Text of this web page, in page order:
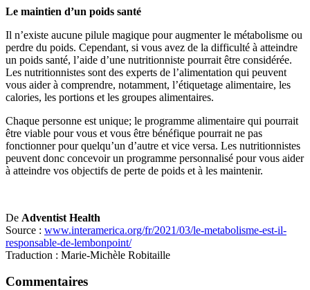
Le maintien d’un poids santé
Il n’existe aucune pilule magique pour augmenter le métabolisme ou
perdre du poids. Cependant, si vous avez de la difficulté à atteindre
un poids santé, l’aide d’une nutritionniste pourrait être considérée.
Les nutritionnistes sont des experts de l’alimentation qui peuvent
vous aider à comprendre, notamment, l’étiquetage alimentaire, les
calories, les portions et les groupes alimentaires.
Chaque personne est unique; le programme alimentaire qui pourrait
être viable pour vous et vous être bénéfique pourrait ne pas
fonctionner pour quelqu’un d’autre et vice versa. Les nutritionnistes
peuvent donc concevoir un programme personnalisé pour vous aider
à atteindre vos objectifs de perte de poids et à les maintenir.
De Adventist Health
Source : www.interamerica.org/fr/2021/03/le-metabolisme-est-il-
responsable-de-lembonpoint/
Traduction : Marie-Michèle Robitaille
Commentaires